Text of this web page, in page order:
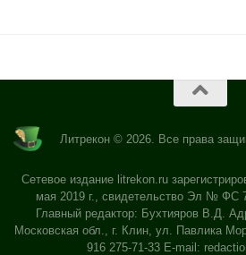
Литрекон © 2026. Все права
Сетевое издание litrekon.ru
мая 2019 г., свидетельство Эл № ФС
Главный редактор: Бухтияров В.Д.
Московская обл., г. Клин, ул. Павлика
916 275-71-33 E-mail: